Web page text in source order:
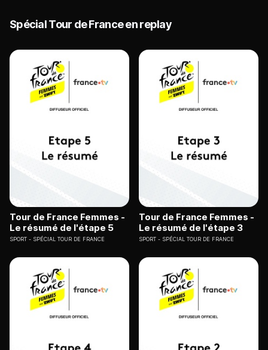
Spécial Tour de France en replay
Tour de France Femmes -
Le résumé de l'étape 5
SPORT SPÉCIAL TOUR DE FRANCE
Tour de France Femmes -
Le résumé de l'étape 3
SPORT SPÉCIAL TOUR DE FRANCE